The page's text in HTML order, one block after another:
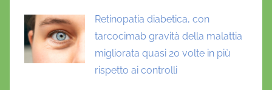
v
a
,
d
Retinopatia diabetica, con
tarcocimab gravità della malattia
migliorata quasi 20 volte in più
rispetto ai controlli